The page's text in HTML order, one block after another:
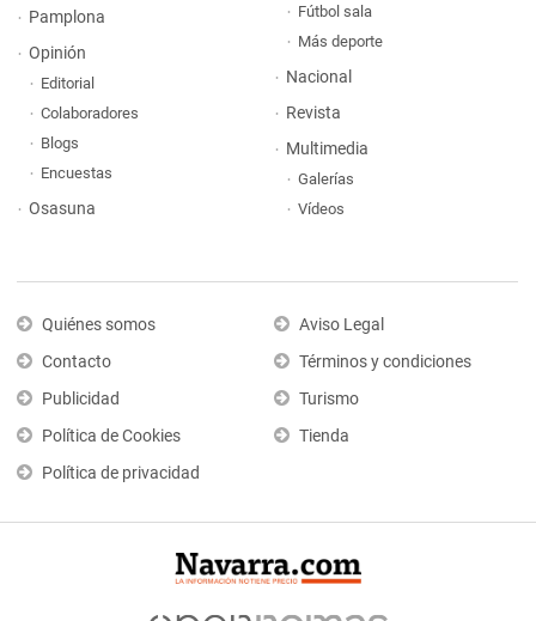
Pamplona
Opinión
Editorial
Colaboradores
Blogs
Encuestas
Osasuna
Fútbol sala
Más deporte
Nacional
Revista
Multimedia
Galerías
Vídeos
Quiénes somos
Contacto
Publicidad
Política de Cookies
Política de privacidad
Aviso Legal
Términos y condiciones
Turismo
Tienda